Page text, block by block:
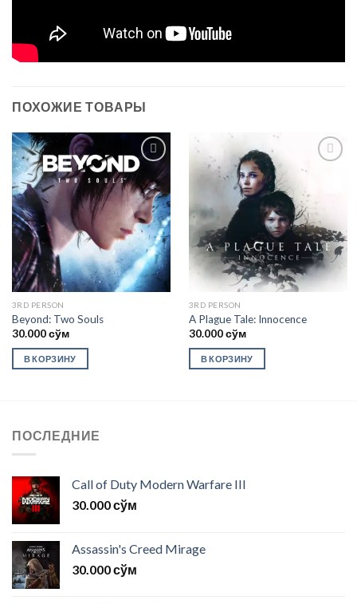
ПОХОЖИЕ ТОВАРЫ
Add to
wishlist
3RD PERSON
Beyond: Two Souls
30.000сўм
В КОРЗИНУ
3RD PERSON
A Plague Tale: Innocence
30.000сўм
В КОРЗИНУ
ПОСЛЕДНИЕ
Call of Duty Modern Warfare III
30.000сўм
Assassin's Creed Mirage
30.000сўм